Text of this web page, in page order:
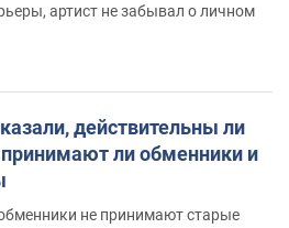
артист не забывал о личном
действительны ли
ли обменники и
не принимают старые